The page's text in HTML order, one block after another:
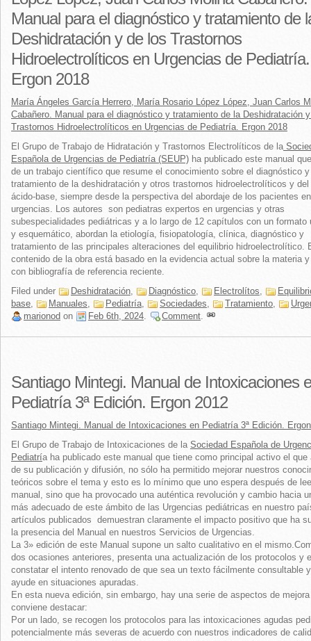
Manual para el diagnóstico y tratamiento de
Deshidratación y de los Trastornos
Hidroelectrolíticos en Urgencias de Pediatría.
Ergon 2018
María Ángeles García Herrero, María Rosario López López, Juan Carlos
Cabañero. Manual para el diagnóstico y tratamiento de la Deshidratación
Trastornos Hidroelectrolíticos en Urgencias de Pediatría. Ergon 2018
El Grupo de Trabajo de Hidratación y Trastornos Electrolíticos de la
Española de Urgencias de Pediatría (SEUP) ha publicado este manual
de un trabajo científico que resume el conocimiento sobre el diagnóstico y
tratamiento de la deshidratación y otros trastornos hidroelectrolíticos y del
ácido-base, siempre desde la perspectiva del abordaje de los pacientes en
urgencias. Los autores son pediatras expertos en urgencias y otras
subespecialidades pediátricas y a lo largo de 12 capítulos con un formato
y esquemático, abordan la etiología, fisiopatología, clínica, diagnóstico y
tratamiento de las principales alteraciones del equilibrio hidroelectrolítico.
contenido de la obra está basado en la evidencia actual sobre la materia
con bibliografía de referencia reciente.
Filed under
Deshidratación, Diagnóstico, Electrolítos,
base, Manuales, Pediatría, Sociedades, Tratamiento,
marionod on Feb 6th, 2024. Comment.
Santiago Mintegi. Manual de Intoxicaciones
Pediatría 3ª Edición. Ergon 2012
Santiago Mintegi. Manual de Intoxicaciones en Pediatría 3ª Edición.
El Grupo de Trabajo de Intoxicaciones de la Sociedad Española de
Pediatría ha publicado este manual que tiene como principal activo el que
de su publicación y difusión, no sólo ha permitido mejorar nuestros
teóricos sobre el tema y esto es lo mínimo que uno espera después de
manual, sino que ha provocado una auténtica revolución y cambio hacia
más adecuado de este ámbito de las Urgencias pediátricas en nuestro
artículos publicados demuestran claramente el impacto positivo que ha
la presencia del Manual en nuestros Servicios de Urgencias.
La 3» edición de este Manual supone un salto cualitativo en el
dos ocasiones anteriores, presenta una actualización de los protocolos y
constatar el intento renovado de que sea un texto fácilmente consultable
ayude en situaciones apuradas.
En esta nueva edición, sin embargo, hay una serie de aspectos de
conviene destacar:
Por un lado, se recogen los protocolos para las intoxicaciones agudas
potencialmente más severas de acuerdo con nuestros indicadores de